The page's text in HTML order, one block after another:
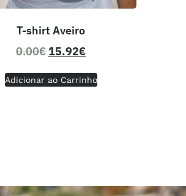
T-shirt Aveiro
0.00€ 15.92€
Adicionar ao Carrinho